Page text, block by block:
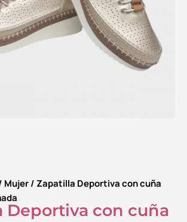
Mujer/ Zapatilla Deportiva con cuña
Deportiva con cuña